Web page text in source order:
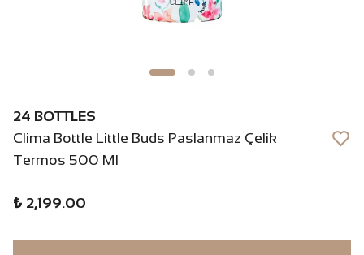
24 BOTTLES
Clima Bottle Little Buds Paslanmaz Çelik
Termos 500 Ml
₺ 2,199.00